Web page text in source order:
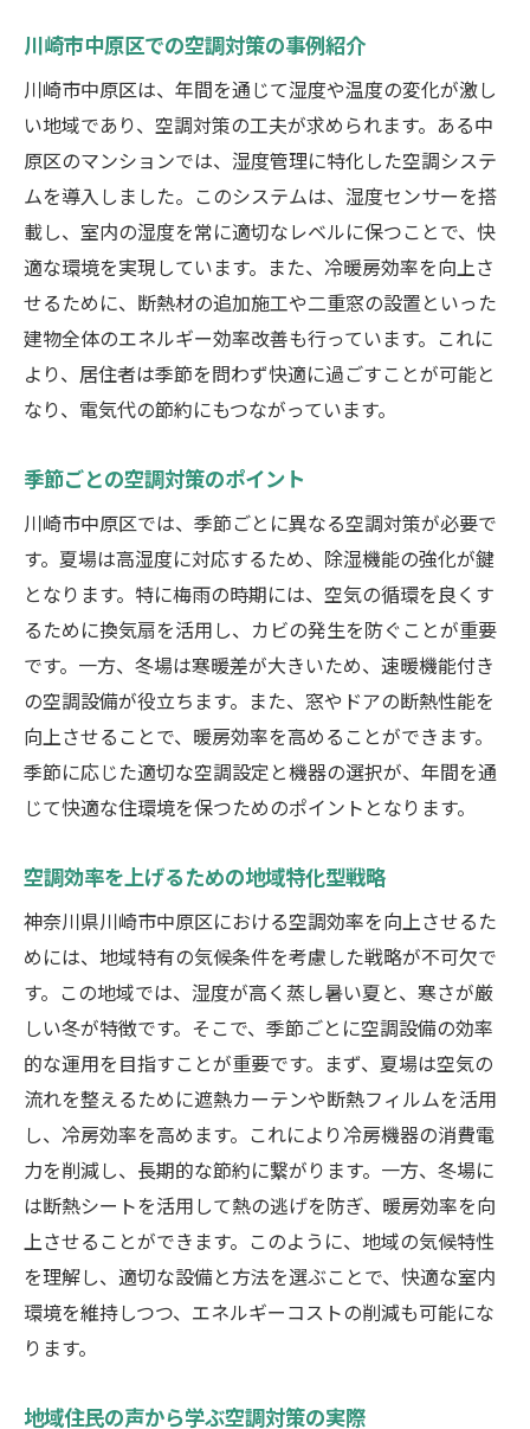
空調と防水の専門家が教える川崎市での効果的
対策
専門家が推奨する空調対策とは
防水対策のプロが語る効果的な方法
専門知識を活かした空調メンテナンスのコ
ツ
専門家による具体的なアドバイス
川崎市での成功事例から学ぶ対策法
専門家との相談で得られる安心の理由
川崎市特有の気候対応型空調システムの選び方
地域特性にあった空調システムの種類
選ぶ際に注意すべきポイント
川崎市内での導入事例とその効果
専門家の視点から見るシステム選び
住民からのフィードバックを反映した選定
方法
空調設備の耐久性を高めるための維持管理法
耐久性を高めるための基本的なメンテナン
ス方法
専門家が教える設備寿命を延ばすポイント
耐久性を左右する外的要因とその対策
最新技術を取り入れた維持管理方法
長期的に設備の品質を保つためのコツ
トラブルゼロを目指す川崎市での空調と防水の
実践術
トラブルゼロを実現するための具体的手法
実践的な防水対策のステップ
効果の高い空調の実践テクニック
日常的に行うべき予防策一覧
住環境を守るための実践的アドバイス
成功事例に学ぶトラブルゼロの秘訣
川崎市中原区での空調対策の事例紹介
川崎市中原区は、年間を通じて湿度や温度の変化が激し
い地域であり、空調対策の工夫が求められます。ある中
原区のマンションでは、湿度管理に特化した空調システ
ムを導入しました。このシステムは、湿度センサーを搭
載し、室内の湿度を常に適切なレベルに保つことで、快
適な環境を実現しています。また、冷暖房効率を向上さ
せるために、断熱材の追加施工や二重窓の設置といった
建物全体のエネルギー効率改善も行っています。これに
より、居住者は季節を問わず快適に過ごすことが可能と
なり、電気代の節約にもつながっています。
季節ごとの空調対策のポイント
川崎市中原区では、季節ごとに異なる空調対策が必要で
す。夏場は高湿度に対応するため、除湿機能の強化が鍵
となります。特に梅雨の時期には、空気の循環を良くす
るために換気扇を活用し、カビの発生を防ぐことが重要
です。一方、冬場は寒暖差が大きいため、速暖機能付き
の空調設備が役立ちます。また、窓やドアの断熱性能を
向上させることで、暖房効率を高めることができます。
季節に応じた適切な空調設定と機器の選択が、年間を通
じて快適な住環境を保つためのポイントとなります。
空調効率を上げるための地域特化型戦略
神奈川県川崎市中原区における空調効率を向上させるた
めには、地域特有の気候条件を考慮した戦略が不可欠で
す。この地域では、湿度が高く蒸し暑い夏と、寒さが厳
しい冬が特徴です。そこで、季節ごとに空調設備の効率
的な運用を目指すことが重要です。まず、夏場は空気の
流れを整えるために遮熱カーテンや断熱フィルムを活用
し、冷房効率を高めます。これにより冷房機器の消費電
力を削減し、長期的な節約に繋がります。一方、冬場に
は断熱シートを活用して熱の逃げを防ぎ、暖房効率を向
上させることができます。このように、地域の気候特性
を理解し、適切な設備と方法を選ぶことで、快適な室内
環境を維持しつつ、エネルギーコストの削減も可能にな
ります。
地域住民の声から学ぶ空調対策の実際